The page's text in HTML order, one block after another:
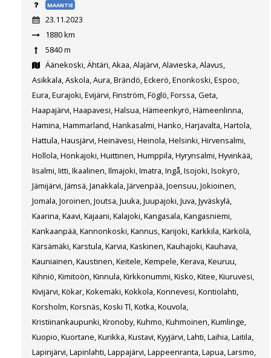
MAANTIE
23.11.2023
1880 km
5840 m
Äänekoski, Ähtäri, Akaa, Alajärvi, Alavieska, Alavus,
Asikkala, Askola, Aura, Brändö, Eckerö, Enonkoski, Espoo,
Eura, Eurajoki, Evijärvi, Finström, Föglö, Forssa, Geta,
Haapajärvi, Haapavesi, Halsua, Hämeenkyrö, Hämeenlinna,
Hamina, Hammarland, Hankasalmi, Hanko, Harjavalta, Hartola,
Hattula, Hausjärvi, Heinävesi, Heinola, Helsinki, Hirvensalmi,
Hollola, Honkajoki, Huittinen, Humppila, Hyrynsalmi, Hyvinkää,
Iisalmi, Iitti, Ikaalinen, Ilmajoki, Imatra, Ingå, Isojoki, Isokyrö,
Jämijärvi, Jämsä, Janakkala, Järvenpää, Joensuu, Jokioinen,
Jomala, Joroinen, Joutsa, Juuka, Juupajoki, Juva, Jyväskylä,
Kaarina, Kaavi, Kajaani, Kalajoki, Kangasala, Kangasniemi,
Kankaanpää, Kannonkoski, Kannus, Karijoki, Karkkila, Kärkölä,
Kärsämäki, Karstula, Karvia, Kaskinen, Kauhajoki, Kauhava,
Kauniainen, Kaustinen, Keitele, Kempele, Kerava, Keuruu,
Kihniö, Kimitoön, Kinnula, Kirkkonummi, Kisko, Kitee, Kiuruvesi,
Kivijärvi, Kökar, Kokemäki, Kokkola, Konnevesi, Kontiolahti,
Korsholm, Korsnäs, Koski Tl, Kotka, Kouvola,
Kristiinankaupunki, Kronoby, Kuhmo, Kuhmoinen, Kumlinge,
Kuopio, Kuortane, Kurikka, Kustavi, Kyyjärvi, Lahti, Laihia, Laitila,
Lapinjärvi, Lapinlahti, Lappajärvi, Lappeenranta, Lapua, Larsmo,